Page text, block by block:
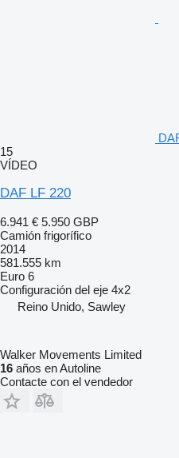
15
VÍDEO
DAF LF 220
6.941 € 5.950 GBP
Camión frigorífico
2014
581.555 km
Euro 6
Configuración del eje 4x2
Reino Unido, Sawley
Walker Movements Limited
16 años en Autoline
Contacte con el vendedor